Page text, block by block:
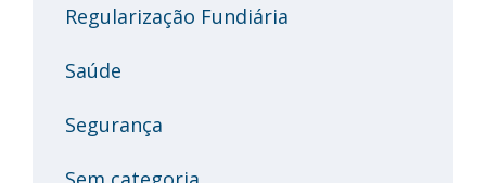
Regularização Fundiária
Saúde
Segurança